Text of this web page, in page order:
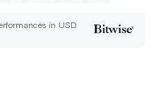
in USD